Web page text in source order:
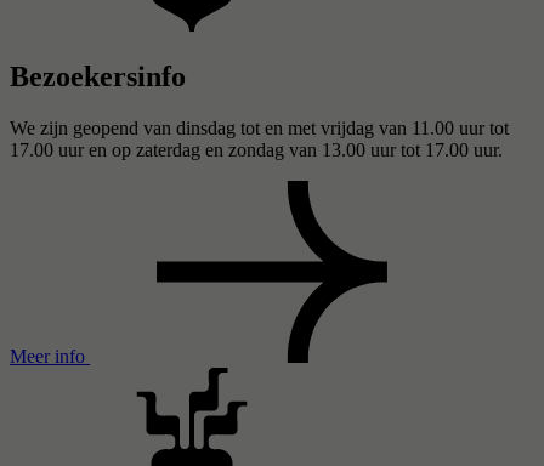
Bezoekersinfo
We zijn geopend van dinsdag tot en met vrijdag van 11.00 uur tot
17.00 uur en op zaterdag en zondag van 13.00 uur tot 17.00 uur.
Meer info